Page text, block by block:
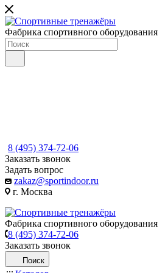
Фабрика спортивного оборудования
8 (495) 374-72-06
Заказать звонок
Задать вопрос
zakaz@sportindoor.ru
г. Москва
Фабрика спортивного оборудования
8 (495) 374-72-06
Заказать звонок
Поиск